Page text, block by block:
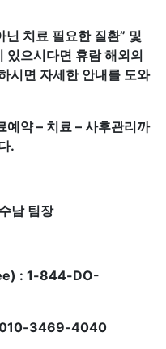
닌 치료 필요한 질환” 및
있으시다면 휴람 해외의
시면 자세한 안내를 도와
예약 – 치료 – 사후관리까
.
남 팀장
: 1-844-DO-
010-3469-4040